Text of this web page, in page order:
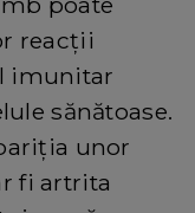
reacții
imunitar
sănătoase.
unor
fi artrita